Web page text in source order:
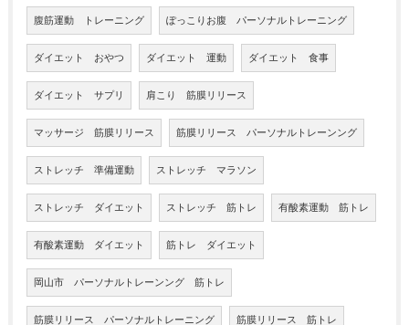
腹筋運動 トレーニング ぽっこりお腹 パーソナルトレーニング
ダイエット おやつ ダイエット 運動 ダイエット 食事
ダイエット サプリ 肩こり 筋膜リリース
マッサージ 筋膜リリース 筋膜リリース パーソナルトレーンング
ストレッチ 準備運動 ストレッチ マラソン
ストレッチ ダイエット ストレッチ 筋トレ 有酸素運動 筋トレ
有酸素運動 ダイエット 筋トレ ダイエット
岡山市 パーソナルトレーンング 筋トレ
筋膜リリース パーソナルトレーニング 筋膜リリース 筋トレ